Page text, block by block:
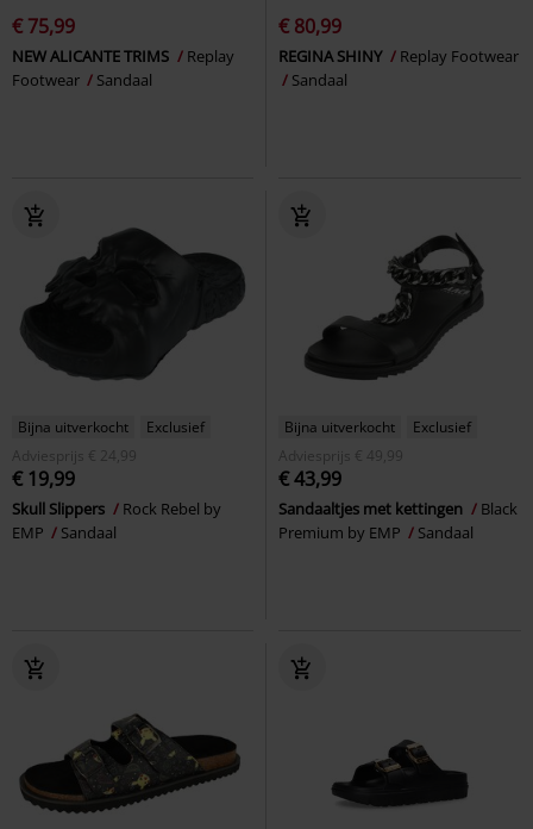
€ 75,99
NEW ALICANTE TRIMS
Replay
Footwear
Sandaal
€ 80,99
REGINA SHINY
Replay Footwear
Sandaal
Bijna uitverkocht
Exclusief
Adviesprijs
€ 24,99
€ 19,99
Skull Slippers
Rock Rebel by
EMP
Sandaal
Bijna uitverkocht
Exclusief
Adviesprijs
€ 49,99
€ 43,99
Sandaaltjes met kettingen
Black
Premium by EMP
Sandaal